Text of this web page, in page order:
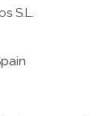
S.L.